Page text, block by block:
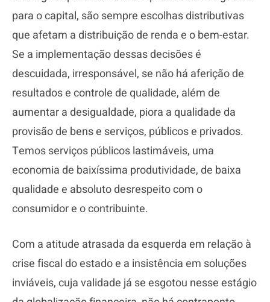
para o capital, são sempre escolhas distributivas
que afetam a distribuição de renda e o bem-estar.
Se a implementação dessas decisões é
descuidada, irresponsável, se não há aferição de
resultados e controle de qualidade, além de
aumentar a desigualdade, piora a qualidade da
provisão de bens e serviços, públicos e privados.
Temos serviços públicos lastimáveis, uma
economia de baixíssima produtividade, de baixa
qualidade e absoluto desrespeito com o
consumidor e o contribuinte.
Com a atitude atrasada da esquerda em relação à
crise fiscal do estado e a insistência em soluções
inviáveis, cuja validade já se esgotou nesse estágio